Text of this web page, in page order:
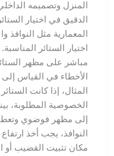
المنزل وتصميمه الداخلي
الدقيق في اختيار الستائر
المعمارية مثل النوافذ
اختيار الستائر المناسبة.
مباشر على مظهر الستائر
الأخطاء في القياس إلى
المثال، إذا كانت الستائر
الخصوصية المطلوبة،
إلى مظهر فوضوي وتعطي
النوافذ، يجب أخذ ارتفاع
مكان تثبيت القضيب أو